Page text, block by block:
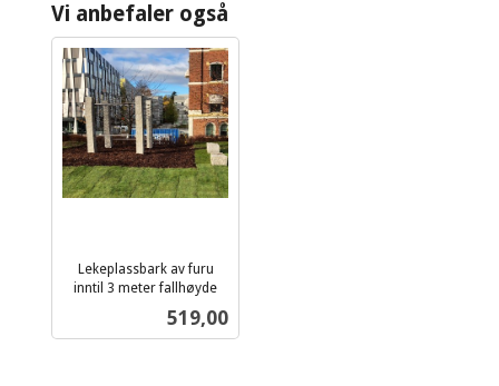
Vi anbefaler også
Lekeplassbark av furu
inntil 3 meter fallhøyde
Pris
519,00